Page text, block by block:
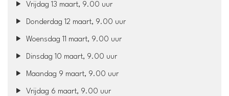
Vrijdag 13 maart, 9.00 uur
Donderdag 12 maart, 9.00 uur
Woensdag 11 maart, 9.00 uur
Dinsdag 10 maart, 9.00 uur
Maandag 9 maart, 9.00 uur
Vrijdag 6 maart, 9.00 uur